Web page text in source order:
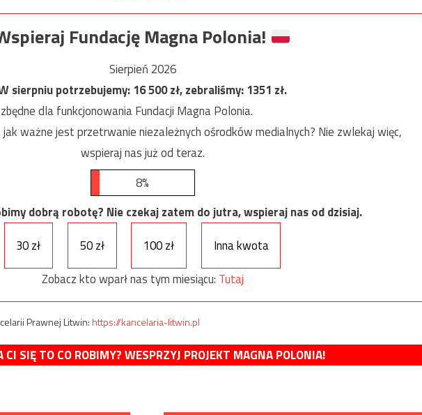
Fundację Magna Polonia!
Sierpień 2026
sierpniu potrzebujemy:16 500zł, zebraliśmy:1351 zł.
dla funkcjonowania Fundacji Magna Polonia.
ważne jest przetrwanie niezależnych ośrodków medialnych? Nie zwlekaj więc,
wspieraj nas już od teraz.
8%
dobrą robotę? Nie czekaj zatem do jutra, wspieraj nas od dzisiaj.
30 zł
50 zł 100 zł
Inna kwota
Zobacz kto wparł nas tym miesiącu: Tutaj
Prawnej Litwin:https://kancelaria-litwin.pl
CI SIĘ TO CO ROBIMY? WESPRZYJ PROJEKT MAGNA POLONIA!